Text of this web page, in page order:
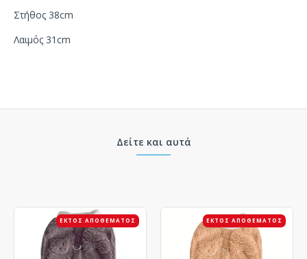
Στήθος 38cm
Λαιμός 31cm
Δείτε και αυτά
ΕΚΤΌΣ ΑΠΟΘΈΜΑΤΟΣ ΕΚΤΌΣ ΑΠΟΘΈΜΑΤΟΣ